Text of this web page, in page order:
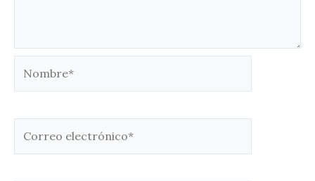
electrónico*